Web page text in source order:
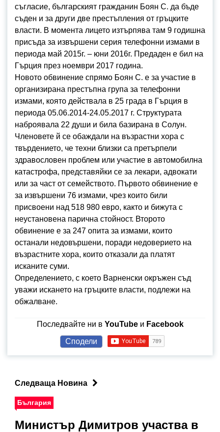
съгласие, българският гражданин Боян С. да бъде
съден и за други две престъпления от гръцките
власти. В момента лицето изтърпява там 9 годишна
присъда за извършени серия телефонни измами в
периода май 2015г. – юни 2016г. Предаден е бил на
Гърция през ноември 2017 година.
Новото обвинение спрямо Боян С. е за участие в
организирана престъпна група за телефонни
измами, която действала в 25 града в Гърция в
периода 05.06.2014-24.05.2017 г. Структурата
наброявала 22 души и била базирана в Солун.
Членовете й се обаждали на възрастни хора с
твърдението, че техни близки са претърпели
здравословен проблем или участие в автомобилна
катастрофа, представяйки се за лекари, адвокати
или за част от семейството. Първото обвинение е
за извършени 76 измами, чрез които били
присвоени над 518 980 евро, както и бижута с
неустановена парична стойност. Второто
обвинение е за 247 опита за измами, които
останали недовършени, поради недоверието на
възрастните хора, които отказали да платят
исканите суми.
Определението, с което Варненски окръжен съд
уважи искането на гръцките власти, подлежи на
обжалване.
Последвайте ни в YouTubeи Facebook
Сподели
Следваща Новина
България
Министър Димитров участва в